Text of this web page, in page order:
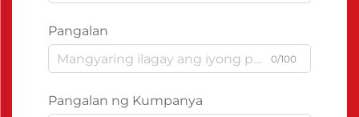
Pangalan
0/100
Pangalan ng Kumpanya